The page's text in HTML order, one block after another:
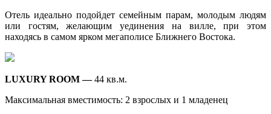
Отель идеально подойдет семейным парам, молодым людям
или гостям, желающим уединения на вилле, при этом
находясь в самом ярком мегаполисе Ближнего Востока.
LUXURY ROOM —44 кв.м.
Максимальная вместимость: 2 взрослых и 1 младенец